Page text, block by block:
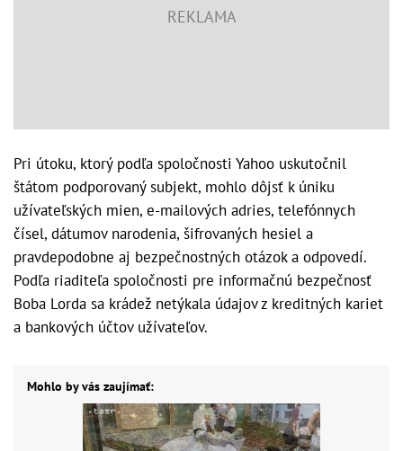
Pri útoku, ktorý podľa spoločnosti Yahoo uskutočnil
štátom podporovaný subjekt, mohlo dôjsť k úniku
užívateľských mien, e-mailových adries, telefónnych
čísel, dátumov narodenia, šifrovaných hesiel a
pravdepodobne aj bezpečnostných otázok a odpovedí.
Podľa riaditeľa spoločnosti pre informačnú bezpečnosť
Boba Lorda sa krádež netýkala údajov z kreditných kariet
a bankových účtov užívateľov.
Mohlo by vás zaujímať: